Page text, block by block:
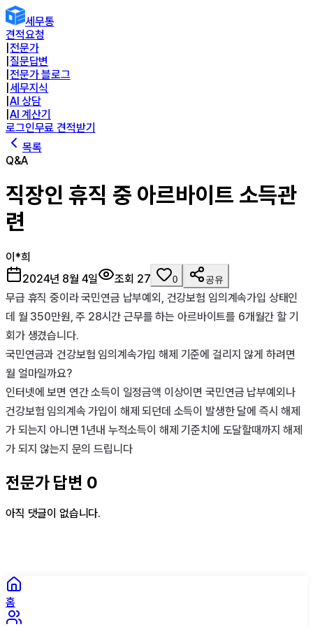
세무통
견적요청
전문가
질문답변
전문가 블로그
세무지식
AI 상담
AI 계산기
로그인무료 견적받기
목록
Q&A
직장인 휴직 중 아르바이트 소득관
련
이*희
2024년 8월 4일
조회 27 0 공유
무급 휴직 중이라 국민연금 납부예외, 건강보험 임의계속가입 상태인
데 월 350만원, 주 28시간 근무를 하는 아르바이트를 6개월간 할 기
회가 생겼습니다.
국민연금과 건강보험 임의계속가입 해제 기준에 걸리지 않게 하려면
월 얼마일까요?
인터넷에 보면 연간 소득이 일정금액 이상이면 국민연금 납부예외나
건강보험 임의계속 가입이 해제 되던데 소득이 발생한 달에 즉시 해제
가 되는지 아니면 1년내 누적소득이 해제 기준치에 도달할때까지 해제
가 되지 않는지 문의 드립니다
전문가 답변 0
아직 댓글이 없습니다.
홈